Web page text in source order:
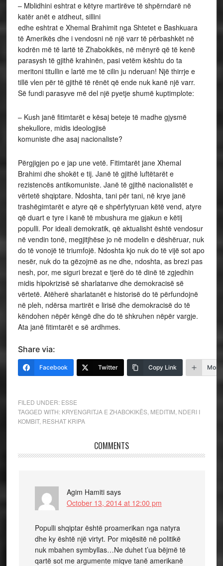
– Mblidhini eshtrat e këtyre martirëve të shpërndarë në
katër anët e atdheut, sillini
edhe eshtrat e Xhemal Brahimit nga Shtetet e Bashkuara
të Amerikës dhe i vendosni në një varr të përbashkët në
kodrën më të lartë të Zhabokikës, në mënyrë që të kenë
parasysh të gjithë krahinën, pasi vetëm kështu do ta
meritoni titullin e lartë me të cilin ju nderuan! Një thirrje e
tillë vlen për të gjithë të rënët që ende nuk kanë një varr.
Së fundi parasyve më del një pyetje shumë kuptimplote:
– Kush janë fitimtarët e kësaj beteje të madhe gjysmë
shekullore, midis ideologjisë
komuniste dhe asaj nacionaliste?
Përgjigjen po e jap une vetë. Fitimtarët jane Xhemal
Brahimi dhe shokët e tij. Janë të gjithë luftëtarët e
rezistencës antikomuniste. Janë të gjithë nacionalistët e
vërtetë shqiptare. Ndoshta, tani për tani, në krye janë
trashëgimtarët e atyre që e shpërfytyruan këtë vend, atyre
që duart e tyre i kanë të mbushura me gjakun e këtij
populli. Por ideali demokratik, që aktualisht është vendosur
në vendin tonë, megjitjhëse jo në modelin e dëshëruar, nuk
do të vonojë të triumfojë. Ndoshta kjo nuk do të vijë sot apo
nesër, nuk do ta gëzojmë as ne dhe, ndoshta, as brezi pas
nesh, por, me siguri brezat e tjerë do të dinë të zgjedhin
midis hipokrizisë së sharlatanve dhe demokracisë së
vërtetë. Atëherë sharlatanët e historisë do të përfundojnë
në pleh, ndërsa martirët e lirisë dhe demokracisë do të
këndohen nëpër këngë dhe do të shkruhen nëpër vargje.
Ata janë fitimtarët e së ardhmes.
Share via:
Facebook Twitter Copy Link More
FILED UNDER: ESSE
TAGGED WITH: KRYENGRITJA E ZHABOKIKËS, MEDITIM NDERI I
KOMBIT, RESHAT KRIPA
COMMENTS
Agim Hamiti says
October 13, 2014 at 12:00 pm
Populli shqiptar është proamerikan nga natyra
dhe ky është një virtyt. Por miqësitë në politikë
nuk mbahen symbyllas…Ne duhet t’ua bëjmë të
qartë sot me argumente miqve tanë amerikanë